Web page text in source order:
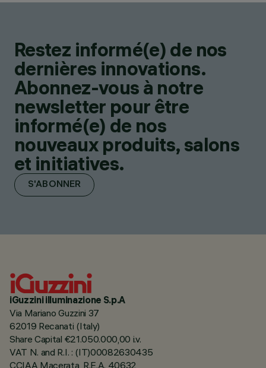
Restez informé(e) de nos
dernières innovations.
Abonnez-vous à notre
newsletter pour être
informé(e) de nos
nouveaux produits, salons
et initiatives.
S'ABONNER
iGuzzini illuminazione S.p.A
Via Mariano Guzzini 37
62019 Recanati (Italy)
Share Capital €21.050.000,00 i.v.
VAT N. and R.I. : (IT)00082630435
CCIAA Macerata, R.E.A. 40632